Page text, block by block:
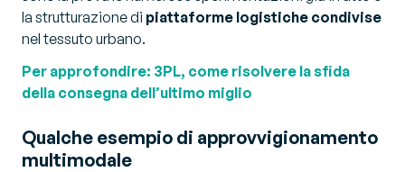
la strutturazione di piattaforme logistiche condivise
nel tessuto urbano.
Per approfondire: 3PL, come risolvere la sfida
della consegna dell’ultimo miglio
Qualche esempio di approvvigionamento
multimodale